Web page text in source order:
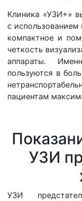
Клиника «УЗИ+»
с использованием
компактное и
четкость
аппараты.
пользуются в
пациентам
УЗИ
УЗИ